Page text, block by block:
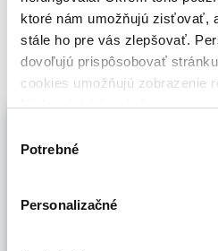
ktoré nám umožňujú zisťovať,
stále ho pre vás zlepšovať.
dovoľujú prispôsobovať
cookies umožňujú zobrazenie
Niektoré údaje zdieľame aj s
cookies.
súhlasu
Potrebné
Personalizačné
🌴 Máme na sklade,
4,09€
Vyfarbuj!
baví a
dostatok